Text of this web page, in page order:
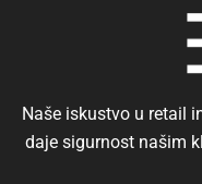
Naše iskustvo u retail
daje sigurnost našim